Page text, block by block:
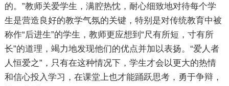
的。”教师关爱学生，满腔热忱，耐心细致地对待每个学
生是营造良好的教学气氛的关键，特别是对传统教育中被
称作“后进生”的学生，教师更应想到“尺有所短，寸有所
长”的道理，竭力地发现他们的优点并加以表扬。“爱人者
人恒爱之”，只有在这种情况下，学生才会以更大的热情
和信心投入学习，在课堂上也才能踊跃思考，勇于争辩，